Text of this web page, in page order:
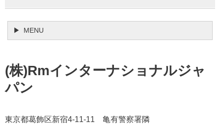
MENU
(株)Rmインターナショナルジャ
パン
東京都葛飾区新宿4-11-11 亀有警察署隣